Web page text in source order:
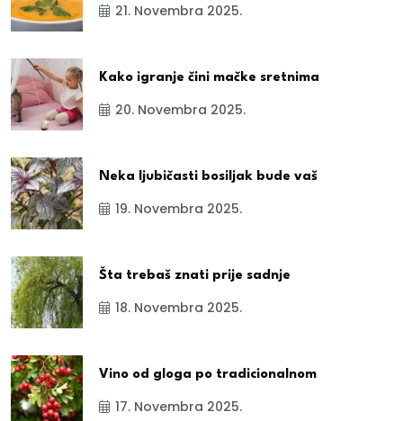
21. Novembra 2025.
Kako igranje čini mačke sretnima
20. Novembra 2025.
Neka ljubičasti bosiljak bude vaš
19. Novembra 2025.
Šta trebaš znati prije sadnje
18. Novembra 2025.
Vino od gloga po tradicionalnom
17. Novembra 2025.